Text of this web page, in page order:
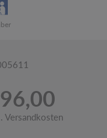
Versandkosten